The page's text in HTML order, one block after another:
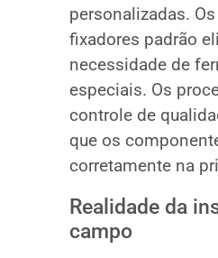
personalizadas.
fixadores padrão
necessidade de
especiais. Os
controle de
que os
corretamente na
Realidade da
campo